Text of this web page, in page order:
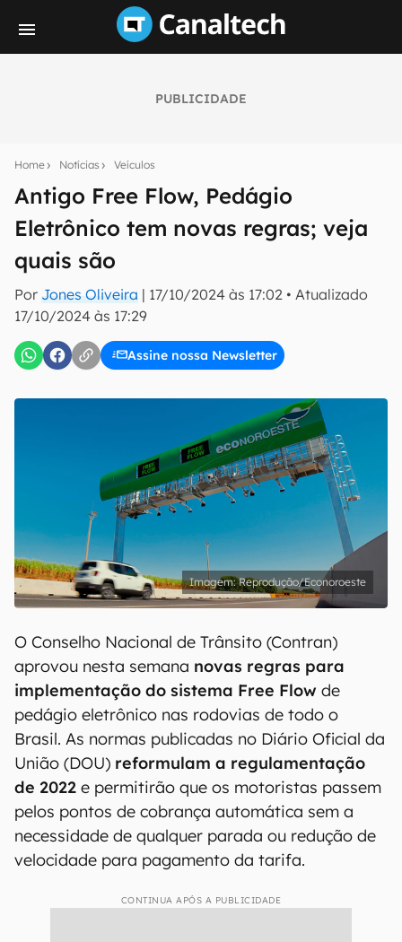
PUBLICIDADE
Home Notícias Veículos
Antigo Free Flow, Pedágio
Eletrônico tem novas regras; veja
quais são
Por Jones Oliveira | 17/10/2024 às 17:02 • Atualizado
17/10/2024 às 17:29
Assine nossa Newsletter
notícias e reviews sobre tecnologia em primeira
mão.
E-mail
inscreva-se
Confirmo que li, aceito e concordo com os Termos de
Uso e Política de Privacidade do Canaltech.
Reprodução/Econoroeste
O Conselho Nacional de Trânsito (Contran)
aprovou nesta semana novas regras para
implementação do sistema Free Flow de
pedágio eletrônico nas rodovias de todo o
Brasil. As normas publicadas no Diário Oficial da
União (DOU) reformulam a regulamentação
de 2022 e permitirão que os motoristas passem
pelos pontos de cobrança automática sem a
necessidade de qualquer parada ou redução de
velocidade para pagamento da tarifa.
CONTINUA APÓS A PUBLICIDADE